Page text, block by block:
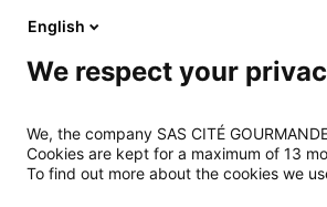
English
We respect your
We, the company SAS CITÉ
Cookies are kept for a maximum of 13
To find out more about the cookies we